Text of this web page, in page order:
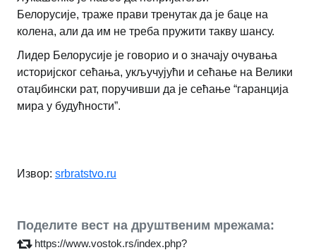
Белорусије, траже прави тренутак да је баце на
колена, али да им не треба пружити такву шансу.
Лидер Белорусије је говорио и о значају очувања
историјског сећања, укључујући и сећање на Велики
отаџбински рат, поручивши да је сећање “гаранција
мира у будућности”.
Извор: srbratstvo.ru
Поделите вест на друштвеним мрежама:
https://www.vostok.rs/index.php?